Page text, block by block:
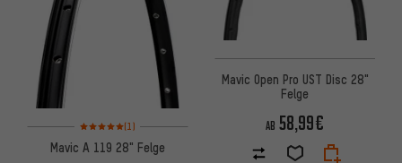
Bewertungen: 5 von 5 basierend auf 1 Bewertungen
(1)
Mavic A 119 28" Felge
Mavic Open Pro UST Disc 28"
Felge
AB 58,99€